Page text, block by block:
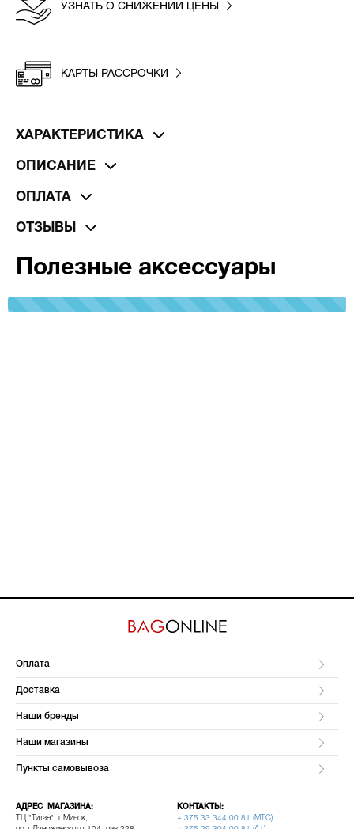
УЗНАТЬ О СНИЖЕНИИ ЦЕНЫ
КАРТЫ РАССРОЧКИ
ХАРАКТЕРИСТИКА
ОПИСАНИЕ
ОПЛАТА
ОТЗЫВЫ
Полезные аксессуары
100%
Оплата
Доставка
Наши бренды
Наши магазины
Пункты самовывоза
АДРЕС МАГАЗИНА:
ТЦ "Титан": г.Минск,
КОНТАКТЫ:
+ 375 33 344 00 81 (МТС)